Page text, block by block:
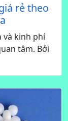
rẻ theo
và kinh phí
tâm. Bởi